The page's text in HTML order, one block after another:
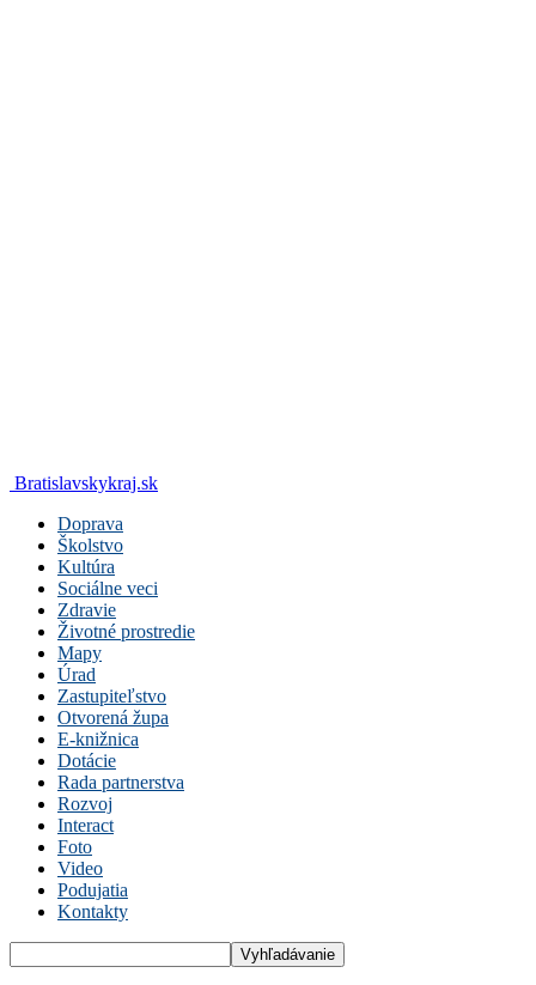
Bratislavskykraj.sk
Doprava
Školstvo
Kultúra
Sociálne veci
Zdravie
Životné prostredie
Mapy
Úrad
Zastupiteľstvo
Otvorená župa
E-knižnica
Dotácie
Rada partnerstva
Rozvoj
Interact
Foto
Video
Podujatia
Kontakty